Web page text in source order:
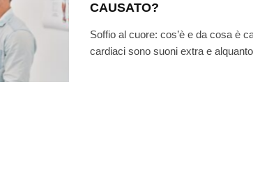
CAUSATO?
Soffio al cuore: cos’è e da cosa è
cardiaci sono suoni extra e